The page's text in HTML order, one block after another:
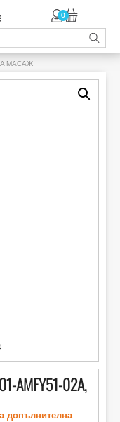
0
МАСАЖ
AMFY51-02A,
допълнителна